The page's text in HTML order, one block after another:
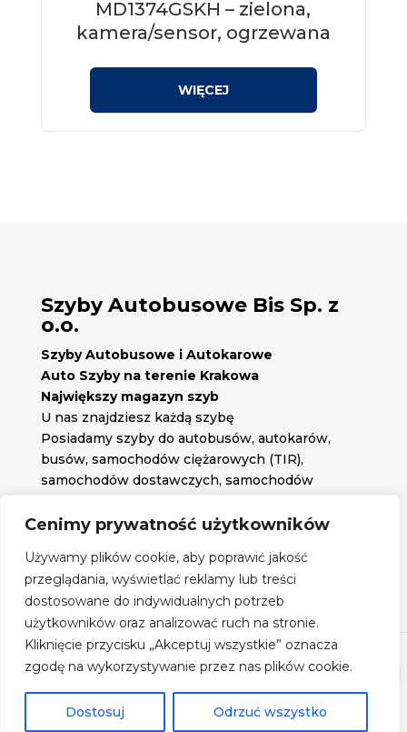
Cenimy prywatność użytkowników
Używamy plików cookie, aby poprawić jakość
przeglądania, wyświetlać reklamy lub treści
dostosowane do indywidualnych potrzeb
użytkowników oraz analizować ruch na stronie.
Kliknięcie przycisku „Akceptuj wszystkie” oznacza
zgodę na wykorzystywanie przez nas plików cookie.
Dostosuj Odrzuć wszystko
MD1374GSKH – zielona,
kamera/sensor, ogrzewana
Szyby Autobusowe Bis Sp. z
o.o.
Szyby Autobusowe i Autokarowe
Auto Szyby na terenie Krakowa
Największy magazyn szyb
U nas znajdziesz każdą szybę
Posiadamy szyby do autobusów, autokarów,
busów, samochodów ciężarowych (TIR),
samochodów dostawczych, samochodów
potrzebujesz.
Znajdź nas na: 
Obserwuj nas na:
Regulamin zakupów
Szyby Autobusowe- 2026| Realizacja: www.woh.group
Rozwiązania technologiczne:iSerwer.pl